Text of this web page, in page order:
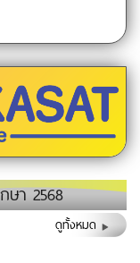
ษา 2568
ดูทั้งหมด